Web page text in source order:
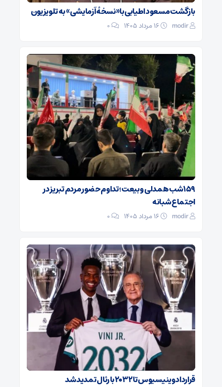
بازگشت مسعود اطیابی با «نسخهٔ آزمایشی» به تلویزیون
modir
0
۱۵۹ شب همدلی و بیعت؛ تداوم حضور مردم تبریز در
اجتماع شبانه
modir
0
قرارداد وینیسیوس تا ۲۰۳۲ با رئال‌ تمدید شد